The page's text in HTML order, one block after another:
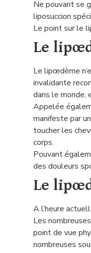
Ne pouvant se
liposuccion
Le point sur le
Le
Le lipœdème
invalidante
dans le monde,
Appelée
manifeste par
toucher les
corps.
Pouvant
des douleurs
Le
A l’heure
Les
point de vue
nombreuses